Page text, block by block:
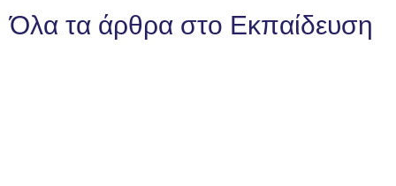
Όλα τα άρθρα στο Εκπαίδευση